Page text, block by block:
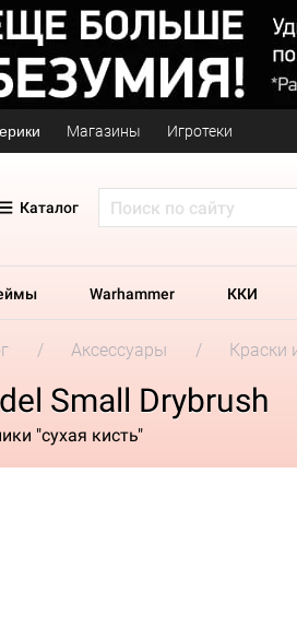
Магазины Игротеки
Каталог
Warhammer ККИ
Аксессуары Краски
Small Drybrush
"сухая кисть"